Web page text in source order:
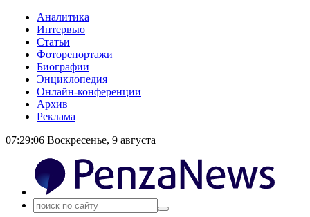
Аналитика
Интервью
Статьи
Фоторепортажи
Биографии
Энциклопедия
Онлайн-конференции
Архив
Реклама
07:29:06 Воскресенье, 9 августа